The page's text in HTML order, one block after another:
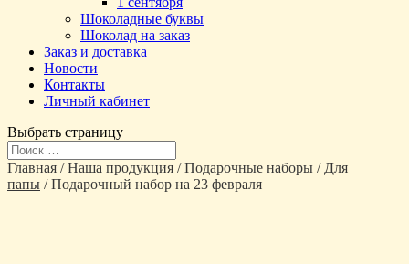
Шоколадные буквы
Шоколад на заказ
Заказ и доставка
Новости
Контакты
Личный кабинет
Выбрать страницу
Главная /Наша продукция /Подарочные наборы / Для
папы / Подарочный набор на 23 февраля